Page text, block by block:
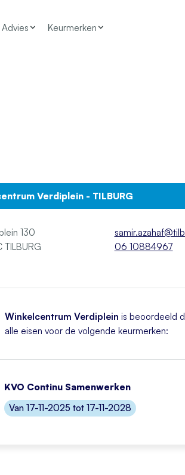
Advies Keurmerken
Verdiplein - TILBURG
130
5038 TC TILBURG
06 10884967
Winkelcentrum Verdiplein is beoordeeld
alle eisen voor de volgende keurmerken:
KVO Continu Samenwerken
Van 17-11-2025 tot 17-11-2028